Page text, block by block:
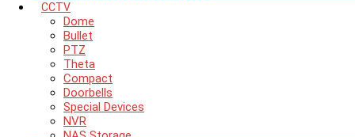
CCTV
Dome
Bullet
PTZ
Theta
Compact
Doorbells
Special Devices
NVR